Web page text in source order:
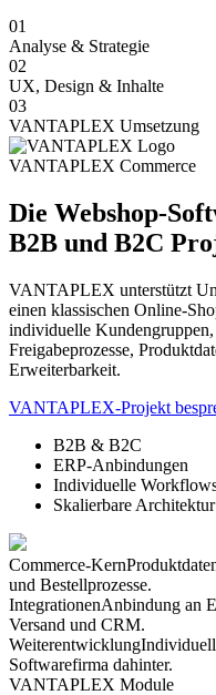
01
Analyse & Strategie
02
UX, Design & Inhalte
03
VANTAPLEX Umsetzung
VANTAPLEX Commerce
Die Webshop-
B2B und B2C
VANTAPLEX unterstützt
einen klassischen Online-
individuelle
Freigabeprozesse,
Erweiterbarkeit.
VANTAPLEX-Projekt
B2B & B2C
ERP-Anbindungen
Individuelle
Skalierbare Architektur
Commerce-Kern
und Bestellprozesse.
IntegrationenAnbindung an
Versand und CRM.
Weiterentwicklung
Softwarefirma dahinter.
VANTAPLEX Module